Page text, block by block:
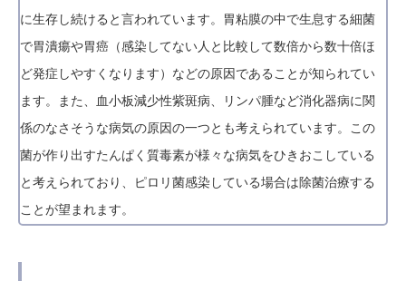
に生存し続けると⾔われています。胃粘膜の中で⽣息する細菌
で胃潰瘍や胃癌（感染してない⼈と⽐較して数倍から数十倍ほ
ど発症しやすくなります）などの原因であることが知られてい
ます。また、⾎⼩板減少性紫斑病、リンパ腫など消化器病に関
係のなさそうな病気の原因の⼀つとも考えられています。この
菌が作り出すたんぱく質毒素が様々な病気をひきおこしている
と考えられており、ピロリ菌感染している場合は除菌治療する
ことが望まれます。